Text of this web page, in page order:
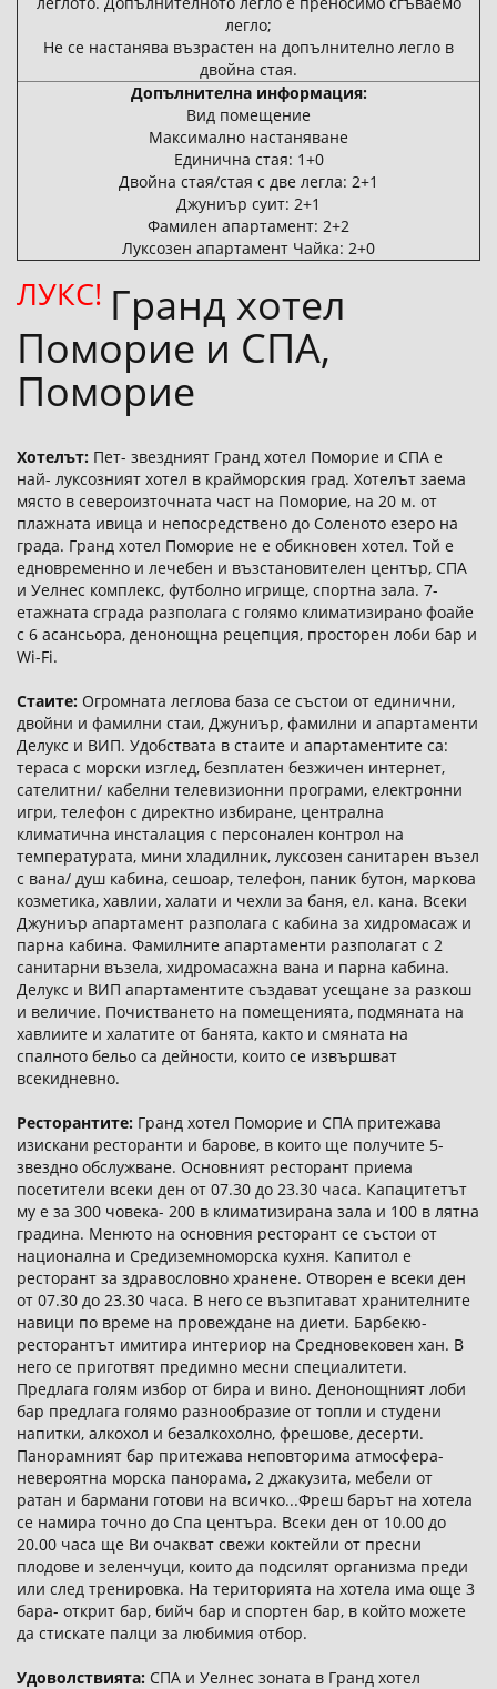
легло;
Не се настанява възрастен на допълнително легло в
двойна стая.
Допълнителна информация:
Вид помещение
Максимално настаняване
Единична стая: 1+0
Двойна стая/стая с две легла: 2+1
Джуниър суит: 2+1
Фамилен апартамент: 2+2
Луксозен апартамент Чайка: 2+0
ЛУКС! Гранд хотел
Поморие и СПА,
Поморие
Хотелът: Пет- звездният Гранд хотел Поморие и СПА е
най- луксозният хотел в крайморския град. Хотелът заема
място в североизточната част на Поморие, на 20 м. от
плажната ивица и непосредствено до Соленото езеро на
града. Гранд хотел Поморие не е обикновен хотел. Той е
едновременно и лечебен и възстановителен център, СПА
и Уелнес комплекс, футболно игрище, спортна зала. 7-
етажната сграда разполага с голямо климатизирано фоайе
с 6 асансьора, денонощна рецепция, просторен лоби бар и
Wi-Fi.
Стаите: Огромната леглова база се състои от единични,
двойни и фамилни стаи, Джуниър, фамилни и апартаменти
Делукс и ВИП. Удобствата в стаите и апартаментите са:
тераса с морски изглед, безплатен безжичен интернет,
сателитни/ кабелни телевизионни програми, електронни
игри, телефон с директно избиране, централна
климатична инсталация с персонален контрол на
температурата, мини хладилник, луксозен санитарен възел
с вана/ душ кабина, сешоар, телефон, паник бутон, маркова
козметика, хавлии, халати и чехли за баня, ел. кана. Всеки
Джуниър апартамент разполага с кабина за хидромасаж и
парна кабина. Фамилните апартаменти разполагат с 2
санитарни възела, хидромасажна вана и парна кабина.
Делукс и ВИП апартаментите създават усещане за разкош
и величие. Почистването на помещенията, подмяната на
хавлиите и халатите от банята, както и смяната на
спалното бельо са дейности, които се извършват
всекидневно.
Ресторантите: Гранд хотел Поморие и СПА притежава
изискани ресторанти и барове, в които ще получите 5-
звездно обслужване. Основният ресторант приема
посетители всеки ден от 07.30 до 23.30 часа. Капацитетът
му е за 300 човека- 200 в климатизирана зала и 100 в лятна
градина. Менюто на основния ресторант се състои от
национална и Средиземноморска кухня. Капитол е
ресторант за здравословно хранене. Отворен е всеки ден
от 07.30 до 23.30 часа. В него се възпитават хранителните
навици по време на провеждане на диети. Барбекю-
ресторантът имитира интериор на Средновековен хан. В
него се приготвят предимно месни специалитети.
Предлага голям избор от бира и вино. Денонощният лоби
бар предлага голямо разнообразие от топли и студени
напитки, алкохол и безалкохолно, фрешове, десерти.
Панорамният бар притежава неповторима атмосфера-
невероятна морска панорама, 2 джакузита, мебели от
ратан и бармани готови на всичко...Фреш барът на хотела
се намира точно до Спа центъра. Всеки ден от 10.00 до
20.00 часа ще Ви очакват свежи коктейли от пресни
плодове и зеленчуци, които да подсилят организма преди
или след тренировка. На територията на хотела има още 3
бара- открит бар, бийч бар и спортен бар, в който можете
да стискате палци за любимия отбор.
Удоволствията: СПА и Уелнес зоната в Гранд хотел